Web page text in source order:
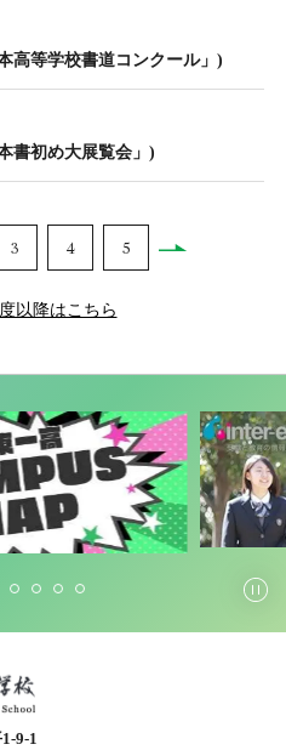
高等学校書道コンクール」)
書初め大展覧会」)
3 4 5
以降はこちら
9-1